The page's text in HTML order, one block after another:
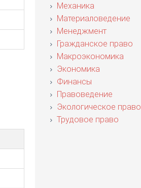
Механика
Материаловедение
Менеджмент
Гражданское право
Макроэкономика
Экономика
Финансы
Правоведение
Экологическое право
Трудовое право